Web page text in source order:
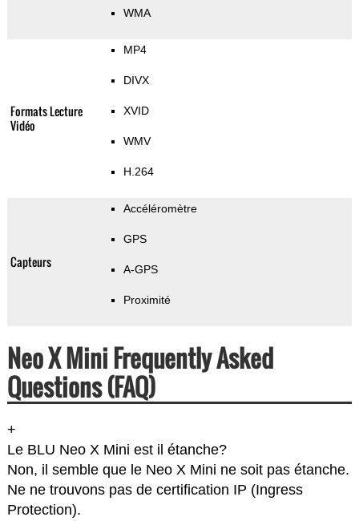
WMA
Formats Lecture
Vidéo
MP4
DIVX
XVID
WMV
H.264
Capteurs
Accéléromètre
GPS
A-GPS
Proximité
Neo X Mini Frequently Asked
Questions (FAQ)
+
Le BLU Neo X Mini est il étanche?
Non, il semble que le Neo X Mini ne soit pas étanche.
Ne ne trouvons pas de certification IP (Ingress
Protection).